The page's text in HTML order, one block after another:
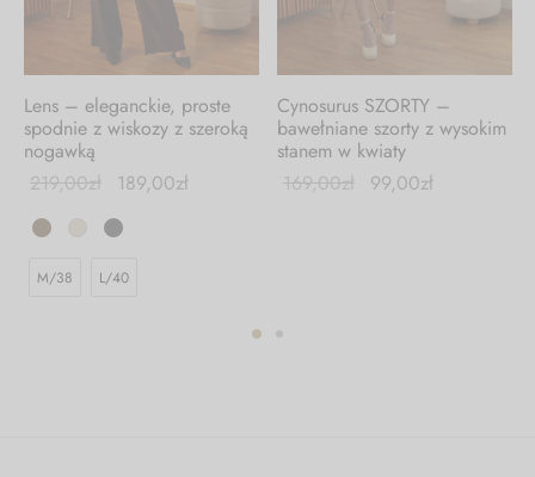
Lens – eleganckie, proste
spodnie z wiskozy z szeroką
nogawką
219,00zł 189,00zł
M/38 L/40
Cynosurus SZORTY –
bawełniane szorty z wysokim
stanem w kwiaty
169,00zł 99,00zł